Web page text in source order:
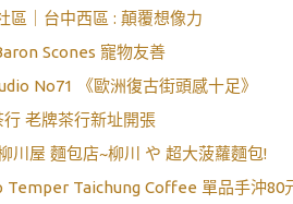
區｜台中西區 : 顛覆想像力
Scones 寵物友善
No71 《歐洲復古街頭感十足》
老牌茶行新址開張
川屋 麵包店~柳川 や 超大菠蘿麵包!
Temper Taichung Coffee 單品手沖80